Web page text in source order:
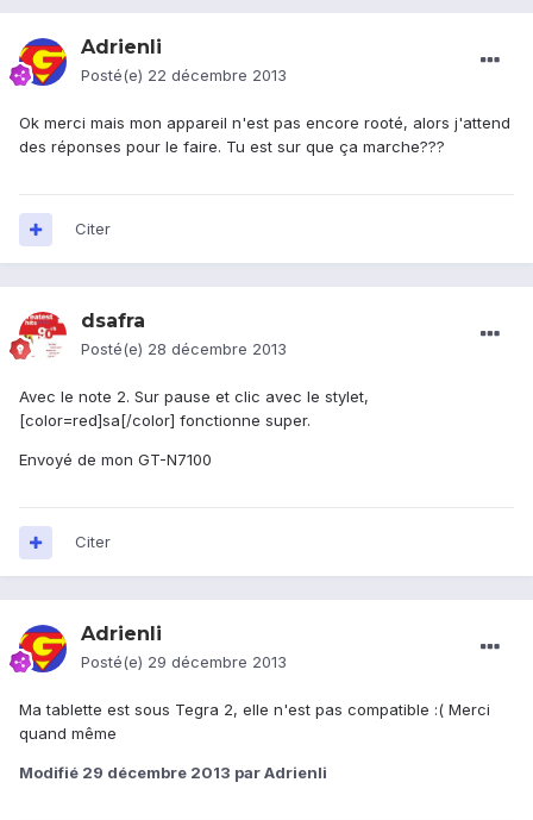
Adrienli
Posté(e) 22 décembre 2013
Ok merci mais mon appareil n'est pas encore rooté, alors j'attend
des réponses pour le faire. Tu est sur que ça marche???
Citer
dsafra
Posté(e) 28 décembre 2013
Avec le note 2. Sur pause et clic avec le stylet,
[color=red]sa[/color] fonctionne super.
Envoyé de mon GT-N7100
Citer
Adrienli
Posté(e) 29 décembre 2013
Ma tablette est sous Tegra 2, elle n'est pas compatible :( Merci
quand même
Modifié 29 décembre 2013 par Adrienli